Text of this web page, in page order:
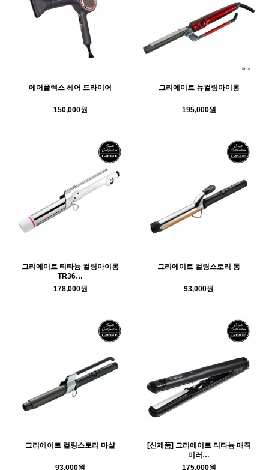
에어플렉스 헤어 드라이어
150,000원
그리에이트 뉴컬링아이롱
195,000원
그리에이트 티타늄 컬링아이롱
TR36…
178,000원
그리에이트 컬링스토리 통
93,000원
그리에이트 컬링스토리 마샬
93,000원
[신제품] 그리에이트 티타늄 매직
미러…
175,000원